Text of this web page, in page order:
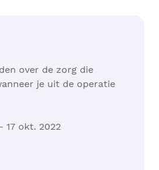
over de zorg die
je uit de operatie
17 okt. 2022